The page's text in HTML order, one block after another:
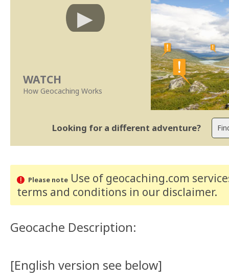
WATCH
How Geocaching Works
Looking for a different adventure?
Please noteUse of geocaching.com
terms and conditions in our disclaimer.
Geocache Description:
[English version see below]